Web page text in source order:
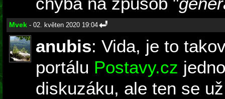
Mvek - 02. květen 2020 19:04
anubis: Vida, je to
portálu Postavy.cz
diskuzáku, ale ten se